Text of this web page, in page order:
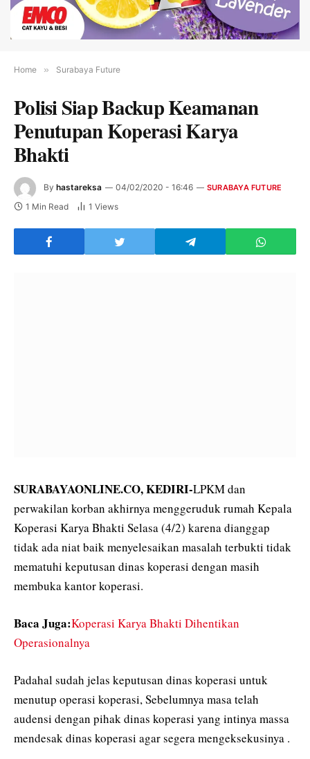
Home » Surabaya Future
Polisi Siap Backup Keamanan
Penutupan Koperasi Karya
Bhakti
By hastareksa 04/02/2020 - 16:46 SURABAYA FUTURE
1 Min Read 1 Views
SURABAYAONLINE.CO, KEDIRI-LPKM dan
perwakilan korban akhirnya menggeruduk rumah Kepala
Koperasi Karya Bhakti Selasa (4/2) karena dianggap
tidak ada niat baik menyelesaikan masalah terbukti tidak
mematuhi keputusan dinas koperasi dengan masih
membuka kantor koperasi.
Baca Juga:Koperasi Karya Bhakti Dihentikan
Operasionalnya
Padahal sudah jelas keputusan dinas koperasi untuk
menutup operasi koperasi, Sebelumnya masa telah
audensi dengan pihak dinas koperasi yang intinya massa
mendesak dinas koperasi agar segera mengeksekusinya .